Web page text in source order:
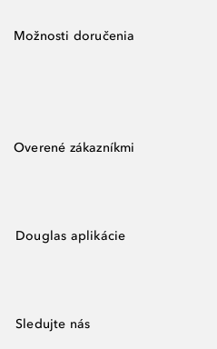
Možnosti doručenia
Overené zákazníkmi
Douglas aplikácie
Sledujte nás